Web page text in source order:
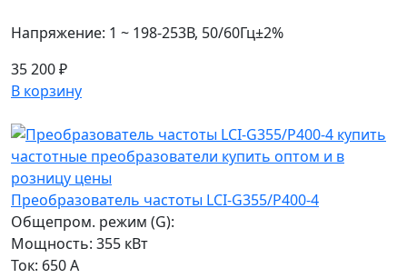
Напряжение: 1 ~ 198-253В, 50/60Гц±2%
35 200 ₽
В корзину
Преобразователь частоты LCI-G355/P400-4
Общепром. режим (G):
Мощность: 355 кВт
Ток: 650 А